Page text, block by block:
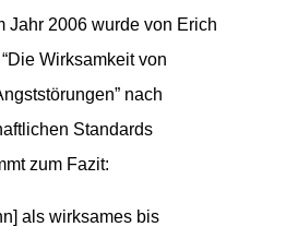
Jahr 2006 wurde von Erich
Wirksamkeit von
nach
Standards
zum Fazit:
als wirksames bis